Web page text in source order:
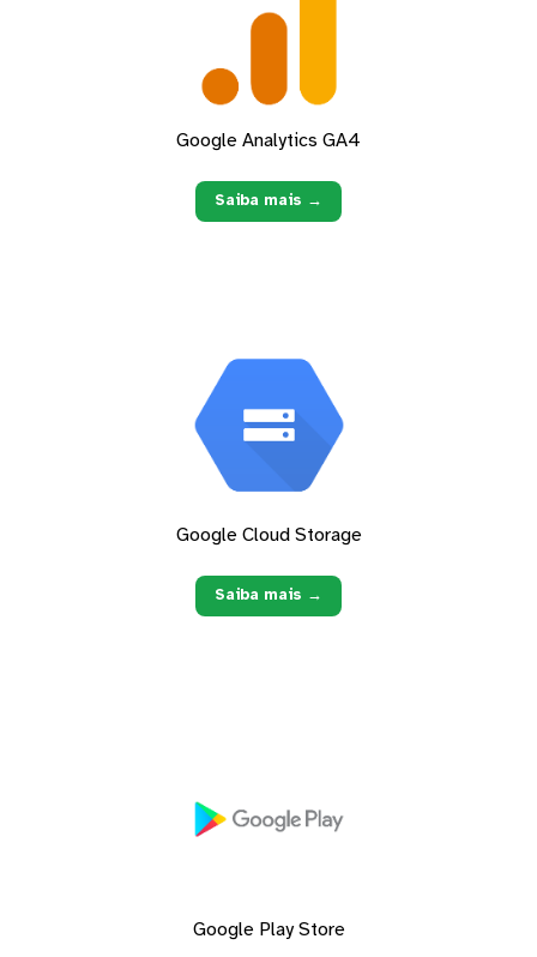
Google Analytics GA4
Saiba mais →
Google Cloud Storage
Saiba mais →
Google Play Store